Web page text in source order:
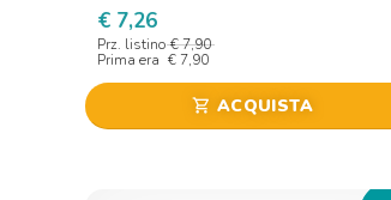
€ 7,26
Prz. listino € 7,90
Prima era € 7,90
shopping_cart ACQUISTA